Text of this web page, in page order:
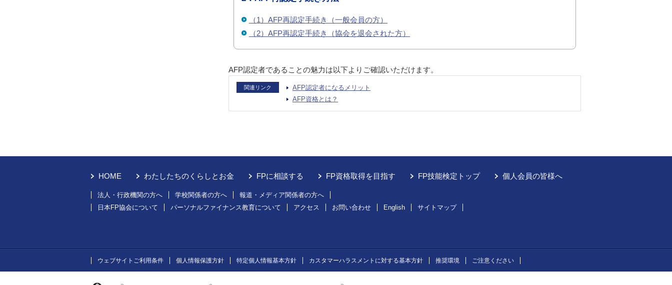
（1）AFP再認定手続き（一般会員の方）
（2）AFP再認定手続き（協会を退会された方）
AFP認定者であることの魅力は以下よりご確認いただけます。
関連リンク
AFP認定者になるメリット
AFP資格とは？
HOME わたしたちのくらしとお金 FPに相談する FP資格取得を目指す FP技能検定トップ 個人会員の皆様へ
法人・行政機関の方へ 学校関係者の方へ
報道・メディア関係者の方へ
日本FP協会について
パーソナルファイナンス教育について アクセス お問い合わせ English サイトマップ
ウェブサイトご利用条件 個人情報保護方針 特定個人情報基本方針 カスタマーハラスメントに対する基本方針 推奨環境 ご注意ください